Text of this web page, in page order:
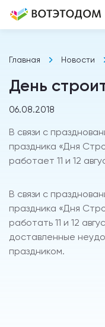
Главная Новости
День
06.08.2018
В связи с
праздника «Дня
работает 11 и 12
В связи с
праздника «Дня
работать 11 и 12
доставленные
праздником.